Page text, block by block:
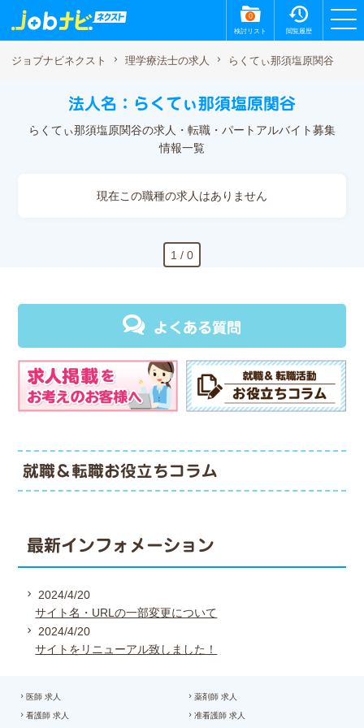
0
検討リスト 閲覧履歴
ジョブナビネクスト 理学療法士の求人 らくてぃ那須塩原関谷
法人名：らくてぃ那須塩原関谷
らくてぃ那須塩原関谷の求人・転職・パートアルバイト募集
情報一覧
現在この職種の求人はありません
1 / 0
よくある質問
就職＆転職お役立ちコラム
最新インフォメーション
2024/4/20
サイト名・URLの一部変更について
2024/4/20
サイトをリニューアル致しました！
医師 求人 薬剤師 求人
看護師 求人 准看護師 求人